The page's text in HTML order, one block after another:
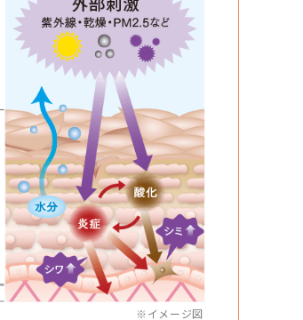
※イメージ図